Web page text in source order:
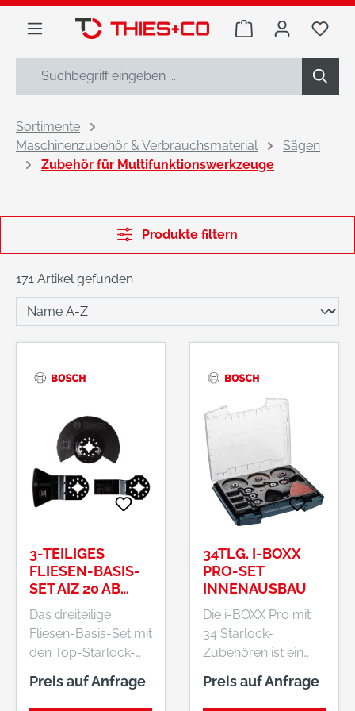
springen
Warenkorb Du
Sortimente
Maschinenzubehör & Verbrauchsmaterial
Sägen
Zubehör für Multifunktionswerkzeuge
Produkte filtern
171 Artikel gefunden
3-TEILIGES
FLIESEN-BASIS-
SET AIZ 20 AB
(1X); ATZ 52 SC
(1X); ACZ 85 MT4
(1X)
Das dreiteilige
Fliesen-Basis-Set mit
den Top-Starlock-
und Bad Die
Preis auf Anfrage
34TLG. I-BOXX
PRO-SET
INNENAUSBAU
Die i-BOXX Pro mit
34 Starlock-
Zubehören ist ein
Universalset für den
Preis auf Anfrage